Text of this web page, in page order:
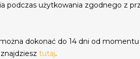
podczas użytkowania zgodnego z
dokonać do 14 dni od
tutaj.